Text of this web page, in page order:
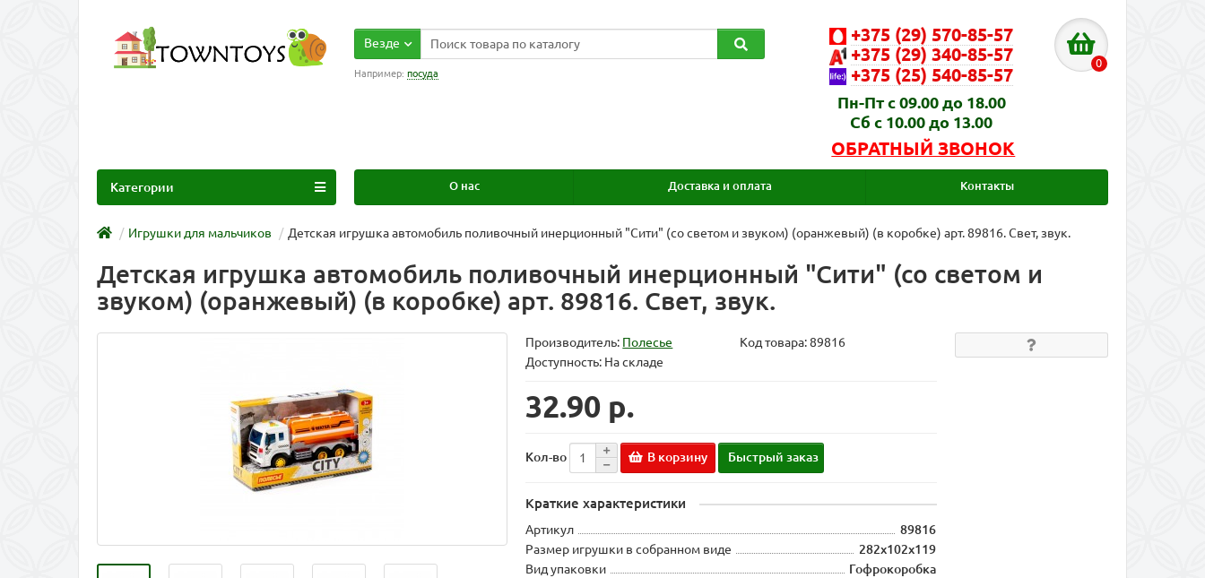
Везде
Например: посуда
+375 (29) 570-85-57
+375 (29) 340-85-57
+375 (25) 540-85-57
Пн-Пт с 09.00 до 18.00
Сб с 10.00 до 13.00
ОБРАТНЫЙ ЗВОНОК
0
О нас Доставка и оплата Контакты
Категории
Игрушки для мальчиков Детская игрушка автомобиль поливочный инерционный "Сити" (со светом и звуком) (оранжевый) (в коробке) арт. 89816. Свет, звук.
Детская игрушка автомобиль поливочный инерционный "Сити" (со светом и
звуком) (оранжевый) (в коробке) арт. 89816. Свет, звук.
Производитель: Полесье Код товара:89816
Доступность: На складе
32.90 р.
Кол-во В корзину Быстрый заказ
Краткие характеристики
Артикул
89816
Размер игрушки в собранном виде
282x102x119
Вид упаковки
Гофрокоробка